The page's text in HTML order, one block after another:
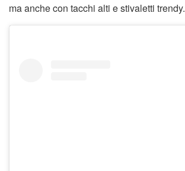
ma anche con tacchi alti e stivaletti trendy.